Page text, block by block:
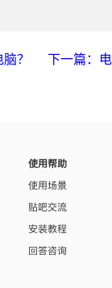
？ 下一篇：
使用帮助
使用场景
贴吧交流
安装教程
回答咨询